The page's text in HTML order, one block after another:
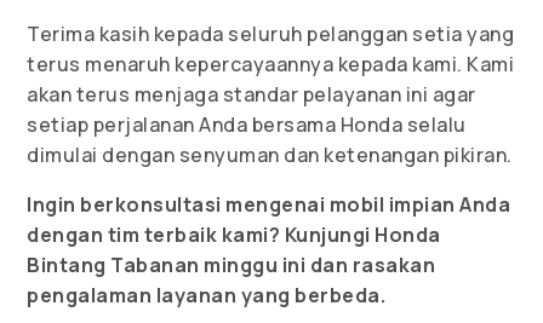
Terima kasih kepada seluruh pelanggan setia yang
terus menaruh kepercayaannya kepada kami. Kami
akan terus menjaga standar pelayanan ini agar
setiap perjalanan Anda bersama Honda selalu
dimulai dengan senyuman dan ketenangan pikiran.
Ingin berkonsultasi mengenai mobil impian Anda
dengan tim terbaik kami? Kunjungi Honda
Bintang Tabanan minggu ini dan rasakan
pengalaman layanan yang berbeda.